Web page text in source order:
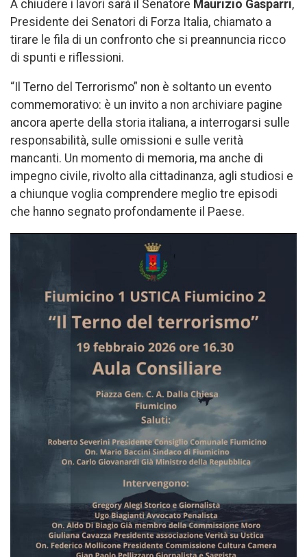
A chiudere i lavori sarà il Senatore Maurizio Gasparri,
Presidente dei Senatori di Forza Italia, chiamato a
tirare le fila di un confronto che si preannuncia ricco
di spunti e riflessioni.
“Il Terno del Terrorismo” non è soltanto un evento
commemorativo: è un invito a non archiviare pagine
ancora aperte della storia italiana, a interrogarsi sulle
responsabilità, sulle omissioni e sulle verità
mancanti. Un momento di memoria, ma anche di
impegno civile, rivolto alla cittadinanza, agli studiosi e
a chiunque voglia comprendere meglio tre episodi
che hanno segnato profondamente il Paese.